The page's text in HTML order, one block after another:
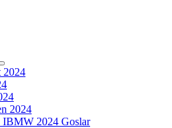
2024
2024
IBMW 2024 Goslar